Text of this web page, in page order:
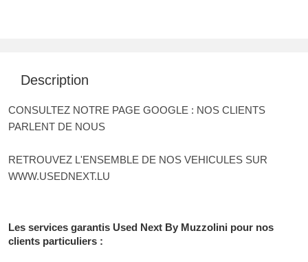
Description
CONSULTEZ NOTRE PAGE GOOGLE : NOS CLIENTS
PARLENT DE NOUS
RETROUVEZ L'ENSEMBLE DE NOS VEHICULES SUR
WWW.USEDNEXT.LU
Les services garantis Used Next By Muzzolini pour nos
clients particuliers :